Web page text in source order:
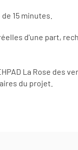
15 minutes.
d'une part,
La Rose des
du projet.